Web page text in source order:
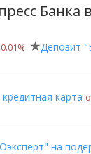
Банка
Депозит
карта
на